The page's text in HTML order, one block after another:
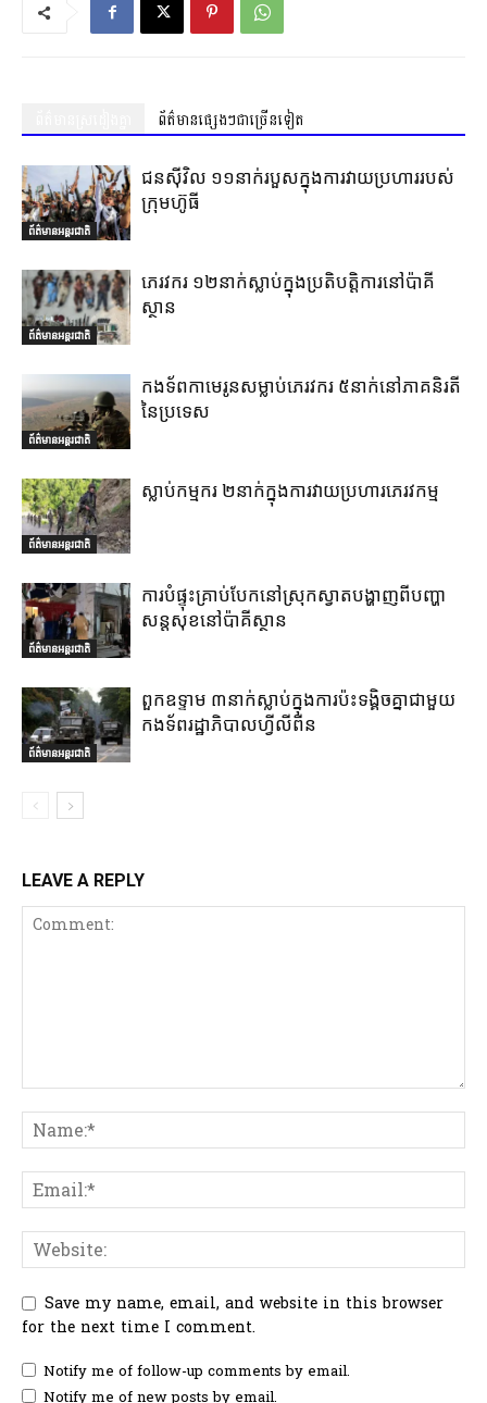
ព័ត៌មានផ្សេងៗជាច្រើនទៀត
ព័ត៌មានអន្តរជាតិ
ជនស៊ីវិល ១១នាក់របួសក្នុងការវាយប្រហាររបស់
ក្រុមហ៊ូធី
ព័ត៌មានអន្តរជាតិ
ភេរវករ ១២នាក់ស្លាប់ក្នុងប្រតិបត្តិការនៅប៉ាគី
ស្ថាន
ព័ត៌មានអន្តរជាតិ
កងទ័ពកាមេរូនសម្លាប់ភេរវករ ៥នាក់នៅភាគនិរតី
នៃប្រទេស
ព័ត៌មានអន្តរជាតិ
ស្លាប់កម្មករ ២នាក់ក្នុងការវាយប្រហារភេរវកម្ម
ព័ត៌មានអន្តរជាតិ
ការបំផ្ទុះគ្រាប់បែកនៅស្រុកស្វាតបង្ហាញពីបញ្ហា
សន្តសុខនៅប៉ាគីស្ថាន
ព័ត៌មានអន្តរជាតិ
ពួកឧទ្ទាម ៣នាក់ស្លាប់ក្នុងការប៉ះទង្គិចគ្នាជាមួយ
កងទ័ពរដ្ឋាភិបាលហ្វីលីពីន
LEAVE A REPLY
Save my name, email, and website in this browser
for the next time I comment.
Notify me of follow-up comments by email.
Notify me of new posts by email.